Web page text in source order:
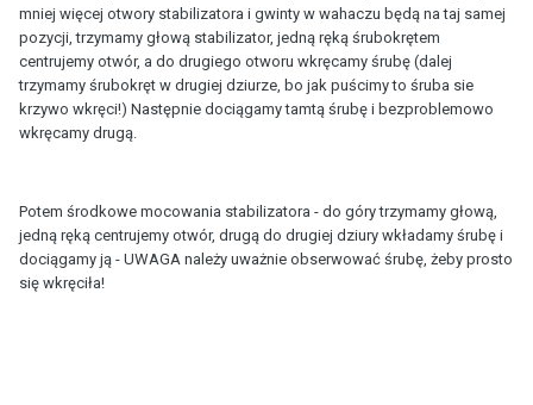
mniej więcej otwory stabilizatora i gwinty w wahaczu będą na taj samej
pozycji, trzymamy głową stabilizator, jedną ręką śrubokrętem
centrujemy otwór, a do drugiego otworu wkręcamy śrubę (dalej
trzymamy śrubokręt w drugiej dziurze, bo jak puścimy to śruba sie
krzywo wkręci!) Następnie dociągamy tamtą śrubę i bezproblemowo
wkręcamy drugą.
Potem środkowe mocowania stabilizatora - do góry trzymamy głową,
jedną ręką centrujemy otwór, drugą do drugiej dziury wkładamy śrubę i
dociągamy ją - UWAGA należy uważnie obserwować śrubę, żeby prosto
się wkręciła!